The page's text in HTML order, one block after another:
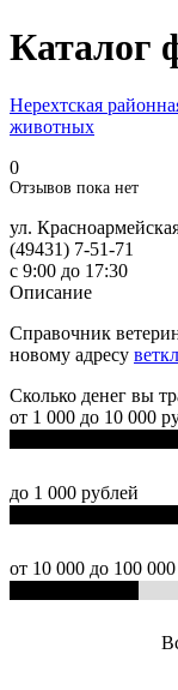
Каталог
Нерехтская
животных
0
Отзывов пока нет
ул.
(49431) 7-51-71
с 9:00 до 17:30
Описание
Справочник
новому адресу
Сколько денег вы
от 1 000 до 10 000
до 1 000 рублей
от 10 000 до 100